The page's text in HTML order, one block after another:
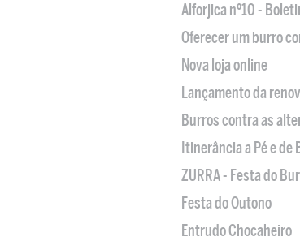
Alforjica nº10 -
Oferecer um burro
Nova loja online
Lançamento da
Burros contra as
Itinerância a Pé e
ZURRA - Festa do
Festa do Outono
Entrudo Chocaheiro